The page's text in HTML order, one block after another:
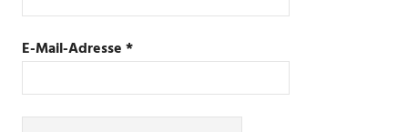
E-Mail-Adresse*